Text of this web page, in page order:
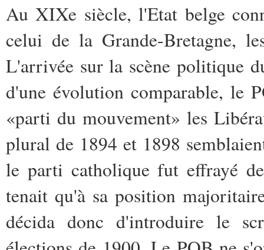
Au XIXe siècle, l'Etat belge
celui de la Grande-Bretagne,
L'arrivée sur la scène politique
d'une évolution comparable, le
«parti du mouvement» les
plural de 1894 et 1898
le parti catholique fut effrayé
tenait qu'à sa position
décida donc d'introduire le